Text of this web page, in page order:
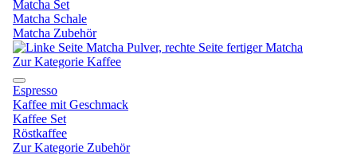
Matcha Set
Matcha Schale
Matcha Zubehör
Zur Kategorie Kaffee
Espresso
Kaffee mit Geschmack
Kaffee Set
Röstkaffee
Zur Kategorie Zubehör